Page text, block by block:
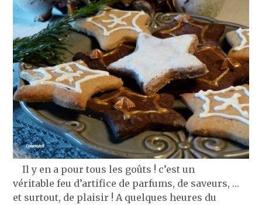
Il y en a pour tous les goûts ! c’est un
véritable feu d’artifice de parfums, de saveurs, …
et surtout, de plaisir ! A quelques heures du